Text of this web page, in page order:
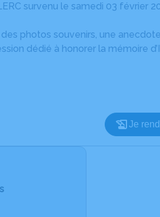
survenu le samedi 03 février
photos souvenirs, une
dédié à honorer la mémoire
Je